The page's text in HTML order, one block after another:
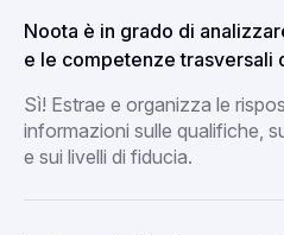
Noota è in grado di
e le competenze trasversali
Sì! Estrae e organizza le
informazioni sulle qualifiche,
e sui livelli di fiducia.